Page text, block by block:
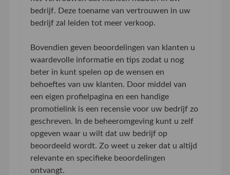
bedrijf. Deze toename van vertrouwen in uw
bedrijf zal leiden tot meer verkoop.
Bovendien geven beoordelingen van klanten u
waardevolle informatie en tips zodat u nog
beter in kunt spelen op de wensen en
behoeftes van uw klanten. Door middel van
een eigen profielpagina en een handige
promotielink is een recensie voor uw bedrijf zo
geschreven. In de beheeromgeving kunt u zelf
opgeven waar u wilt dat uw bedrijf op
beoordeeld wordt. Zo weet u zeker dat u altijd
relevante en specifieke beoordelingen
ontvangt.